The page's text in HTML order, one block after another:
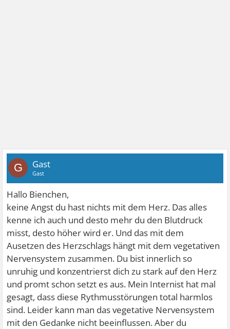
G Gast
Gast
Hallo Bienchen,
keine Angst du hast nichts mit dem Herz. Das alles
kenne ich auch und desto mehr du den Blutdruck
misst, desto höher wird er. Und das mit dem
Ausetzen des Herzschlags hängt mit dem vegetativen
Nervensystem zusammen. Du bist innerlich so
unruhig und konzentrierst dich zu stark auf den Herz
und promt schon setzt es aus. Mein Internist hat mal
gesagt, dass diese Rythmusstörungen total harmlos
sind. Leider kann man das vegetative Nervensystem
mit den Gedanke nicht beeinflussen. Aber du